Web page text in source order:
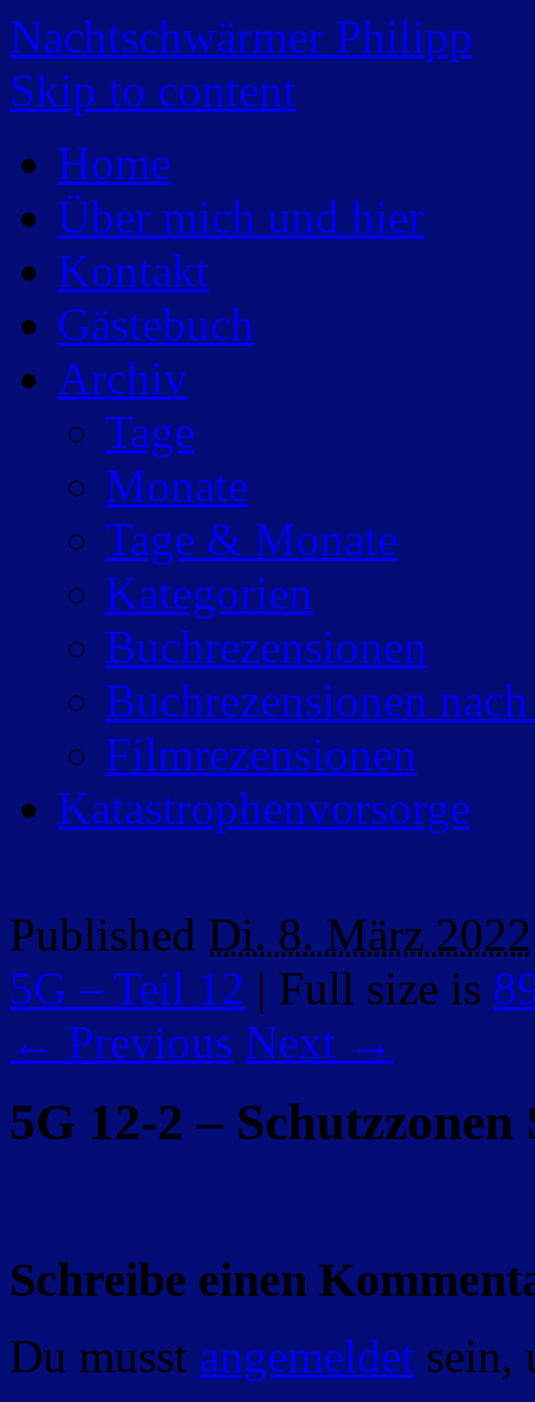
Nachtschwärmer Philipp
Skip to content
Home
Über mich und hier
Kontakt
Gästebuch
Archiv
Tage
Monate
Tage & Monate
Kategorien
Buchrezensionen
Buchrezensionen
Filmrezensionen
Katastrophenvorsorge
Published Di. 8. März 2022
5G – Teil 12 | Full size is
← Previous Next →
5G 12-2 – Schutzzonen
Schreibe einen
Du musst angemeldet sein,